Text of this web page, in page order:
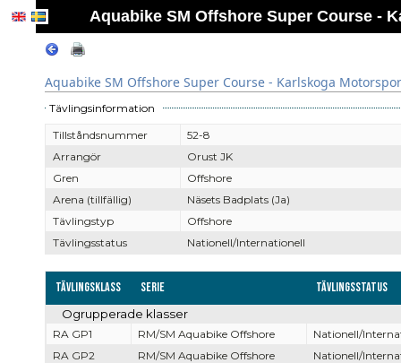
Aquabike SM Offshore Super Course -
Aquabike SM Offshore Super Course - Karlskoga
Tävlingsinformation
Tillståndsnummer
52-8
Arrangör
Orust JK
Gren
Offshore
Arena (tillfällig)
Näsets Badplats (Ja)
Tävlingstyp
Offshore
Tävlingsstatus
Nationell/Internationell
Tävlingsklass Serie Tävlingsstatus
Ogrupperade klasser
RA GP1 RM/SM Aquabike Offshore
Nationell/
RA GP2
RM/SM Aquabike Offshore Nationell/